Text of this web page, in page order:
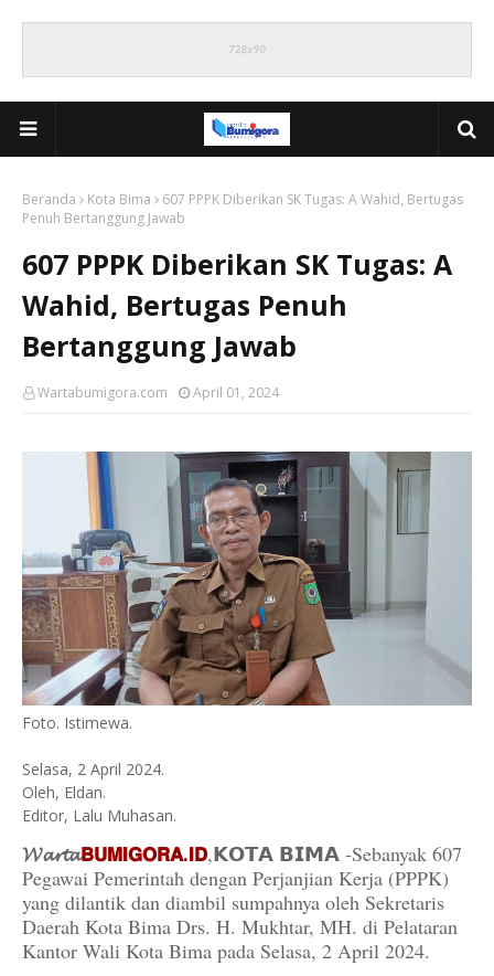
Beranda Kota Bima
607 PPPK Diberikan SK Tugas: A Wahid, Bertugas
Penuh Bertanggung Jawab
607 PPPK Diberikan SK Tugas: A
Wahid, Bertugas Penuh
Bertanggung Jawab
Wartabumigora.com April 01, 2024
Foto. Istimewa.
Selasa, 2 April 2024.
Oleh, Eldan.
Editor, Lalu Muhasan.
𝓦𝓪𝓻𝓽𝓪𝗕𝗨𝗠𝗜𝗚𝗢𝗥𝗔.𝗜𝗗,𝗞𝗢𝗧𝗔 𝗕𝗜𝗠𝗔 -Sebanyak 607
Pegawai Pemerintah dengan Perjanjian Kerja (PPPK)
yang dilantik dan diambil sumpahnya oleh Sekretaris
Daerah Kota Bima Drs. H. Mukhtar, MH. di Pelataran
Kantor Wali Kota Bima pada Selasa, 2 April 2024.